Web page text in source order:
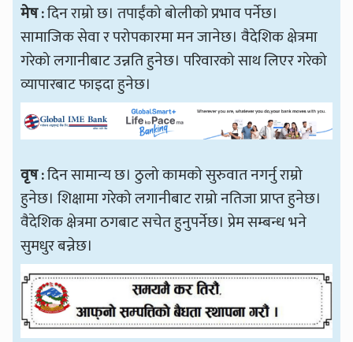
मेष :दिन राम्रो छ। तपाईंको बोलीको प्रभाव पर्नेछ।
सामाजिक सेवा र परोपकारमा मन जानेछ। वैदेशिक क्षेत्रमा
गरेको लगानीबाट उन्नति हुनेछ। परिवारको साथ लिएर गरेको
व्यापारबाट फाइदा हुनेछ।
वृष :दिन सामान्य छ। ठुलो कामको सुरुवात नगर्नु राम्रो
हुनेछ। शिक्षामा गरेको लगानीबाट राम्रो नतिजा प्राप्त हुनेछ।
वैदेशिक क्षेत्रमा ठगबाट सचेत हुनुपर्नेछ। प्रेम सम्बन्ध भने
सुमधुर बन्नेछ।